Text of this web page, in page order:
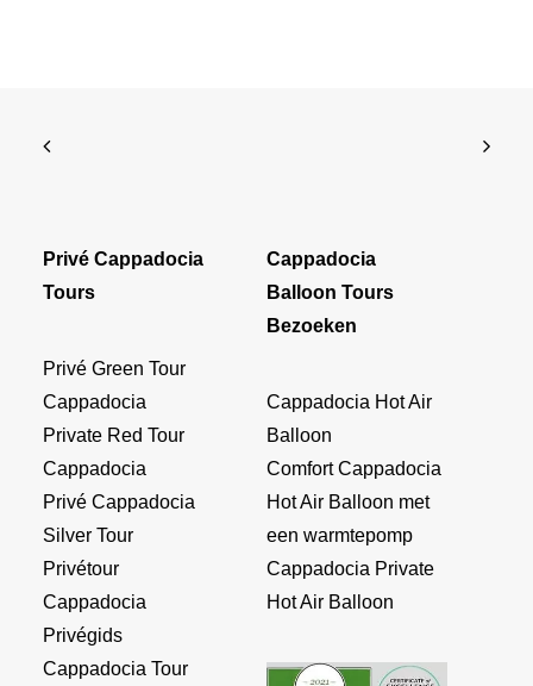
Privé Cappadocia
Tours
Privé Green Tour
Cappadocia
Private Red Tour
Cappadocia
Privé Cappadocia
Silver Tour
Privétour
Cappadocia
Privégids
Cappadocia Tour
Cappadocia
Balloon Tours
Bezoeken
Cappadocia Hot Air
Balloon
Comfort Cappadocia
Hot Air Balloon met
een warmtepomp
Cappadocia Private
Hot Air Balloon